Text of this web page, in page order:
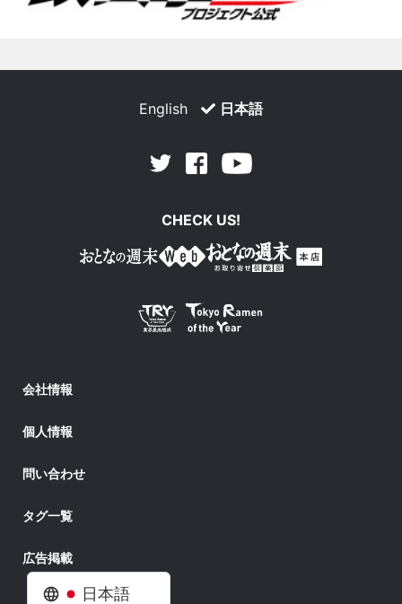
日本語
English 日本語
Twitter Facebook
CHECK US!
会社情報
個人情報
問い合わせ
タグ一覧
広告掲載